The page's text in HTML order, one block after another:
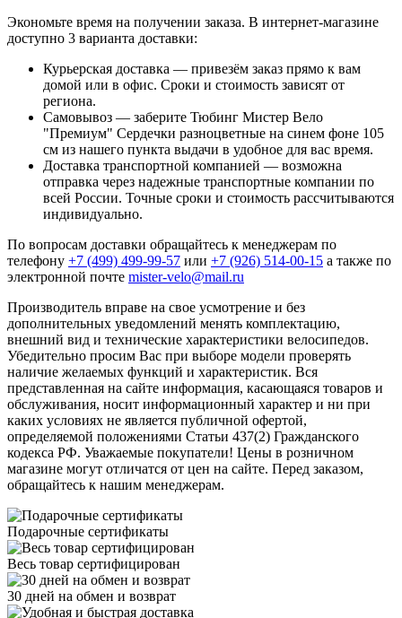
Экономьте время на получении заказа. В интернет-магазине
доступно 3 варианта доставки:
Курьерская доставка — привезём заказ прямо к вам
домой или в офис. Сроки и стоимость зависят от
региона.
Самовывоз — заберите Тюбинг Мистер Вело
"Премиум" Сердечки разноцветные на синем фоне 105
см из нашего пункта выдачи в удобное для вас время.
Доставка транспортной компанией — возможна
отправка через надежные транспортные компании по
всей России. Точные сроки и стоимость рассчитываются
индивидуально.
По вопросам доставки обращайтесь к менеджерам по
телефону +7 (499) 499-99-57 или +7 (926) 514-00-15 а также по
электронной почте mister-velo@mail.ru
Производитель вправе на свое усмотрение и без
дополнительных уведомлений менять комплектацию,
внешний вид и технические характеристики велосипедов.
Убедительно просим Вас при выборе модели проверять
наличие желаемых функций и характеристик. Вся
представленная на сайте информация, касающаяся товаров и
обслуживания, носит информационный характер и ни при
каких условиях не является публичной офертой,
определяемой положениями Статьи 437(2) Гражданского
кодекса РФ. Уважаемые покупатели! Цены в розничном
магазине могут отличатся от цен на сайте. Перед заказом,
обращайтесь к нашим менеджерам.
Подарочные сертификаты
Весь товар сертифицирован
30 дней на обмен и возврат